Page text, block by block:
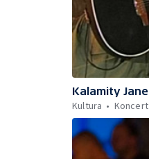
Kalamity Jane
Kultura
Koncert